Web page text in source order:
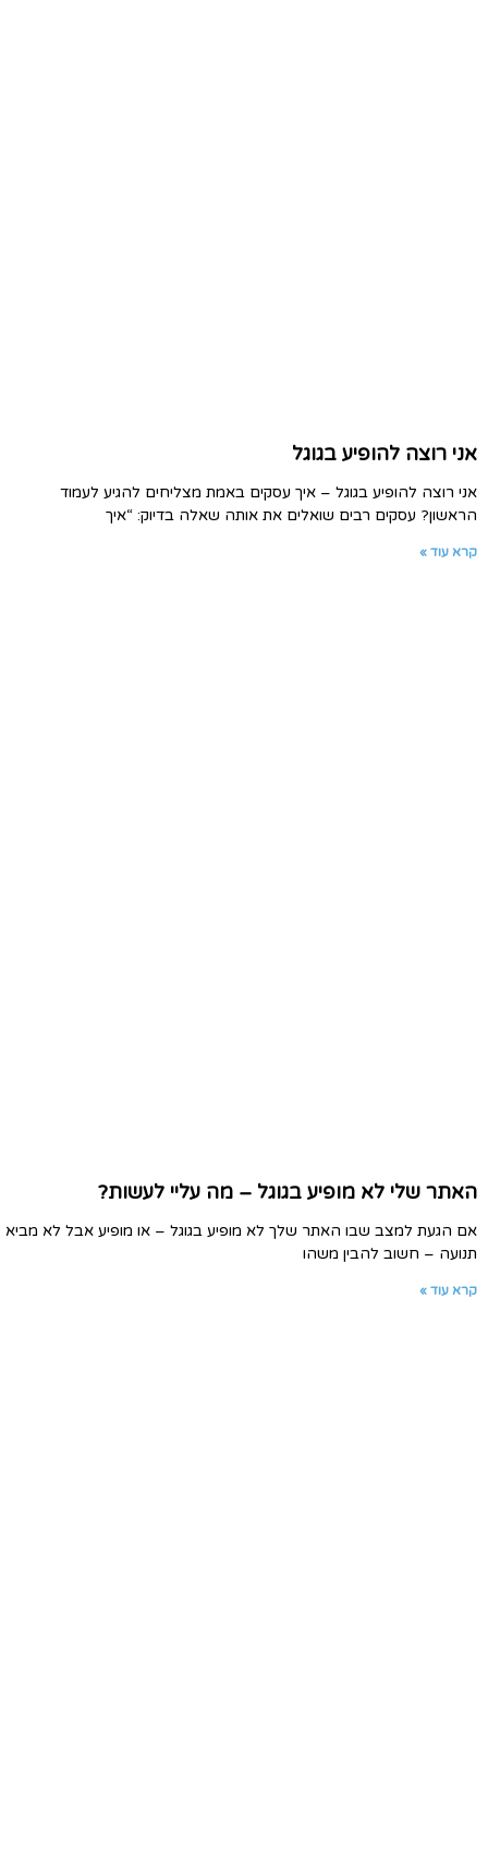
אני רוצה להופיע בגוגל
אני רוצה להופיע בגוגל – איך עסקים באמת מצליחים להגיע לעמוד
הראשון? עסקים רבים שואלים את אותה שאלה בדיוק: “איך
קרא עוד »
האתר שלי לא מופיע בגוגל – מה עליי לעשות?
אם הגעת למצב שבו האתר שלך לא מופיע בגוגל – או מופיע אבל לא מביא
תנועה – חשוב להבין משהו
קרא עוד »